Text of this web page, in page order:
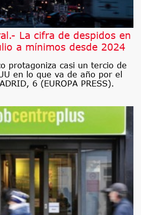
La cifra de despidos en
a mínimos desde 2024
protagoniza casi un tercio de
en lo que va de año por el
6 (EUROPA PRESS).